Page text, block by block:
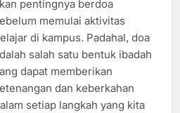
pentingnya berdoa
memulai aktivitas
di kampus. Padahal, doa
salah satu bentuk ibadah
dapat memberikan
dan keberkahan
setiap langkah yang kita